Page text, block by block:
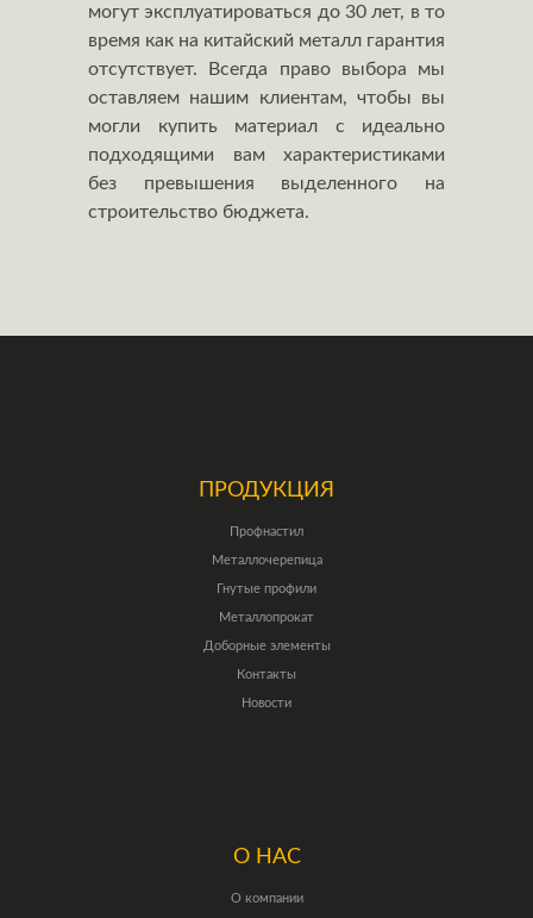
могут эксплуатироваться до 30 лет, в то
время как на китайский металл гарантия
отсутствует. Всегда право выбора мы
оставляем нашим клиентам, чтобы вы
могли купить материал с идеально
подходящими вам характеристиками
без превышения выделенного на
строительство бюджета.
ПРОДУКЦИЯ
Профнастил
Металлочерепица
Гнутые профили
Металлопрокат
Доборные элементы
Контакты
Новости
О НАС
О компании